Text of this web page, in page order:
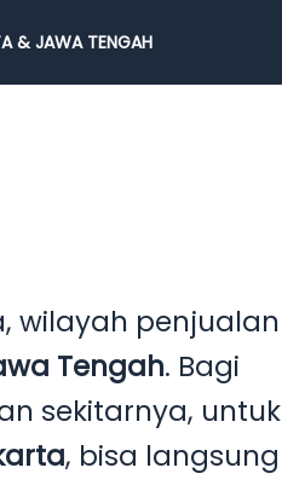
& JAWA TENGAH
wilayah penjualan
Tengah. Bagi
sekitarnya, untuk
, bisa langsung